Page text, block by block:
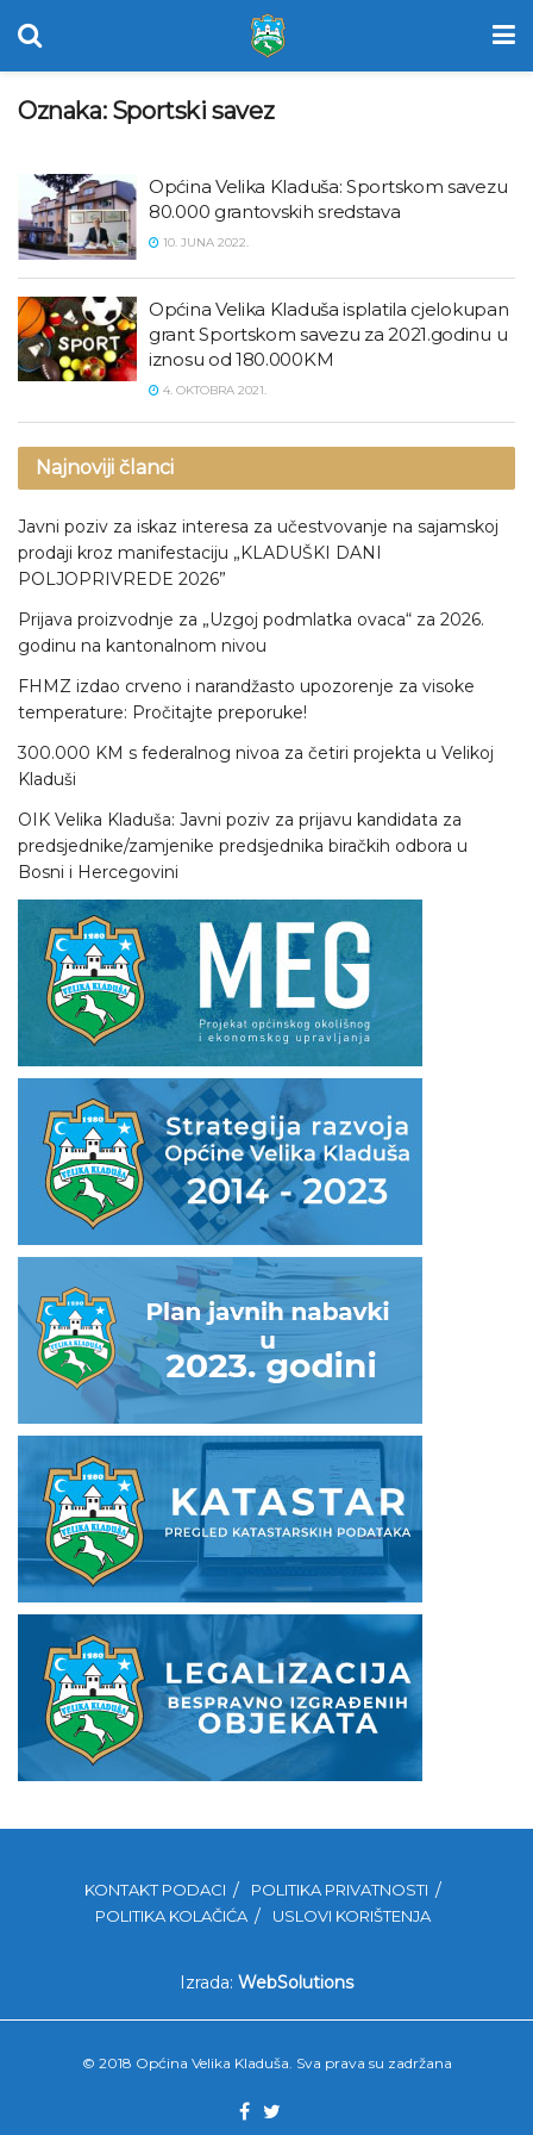
Oznaka: Sportski savez
Općina Velika Kladuša: Sportskom savezu
80.000 grantovskih sredstava
10. JUNA 2022.
Općina Velika Kladuša isplatila cjelokupan
grant Sportskom savezu za 2021.godinu u
iznosu od 180.000KM
4. OKTOBRA 2021.
Najnoviji članci
Javni poziv za iskaz interesa za učestvovanje na sajamskoj
prodaji kroz manifestaciju „KLADUŠKI DANI
POLJOPRIVREDE 2026”
Prijava proizvodnje za „Uzgoj podmlatka ovaca“ za 2026.
godinu na kantonalnom nivou
FHMZ izdao crveno i narandžasto upozorenje za visoke
temperature: Pročitajte preporuke!
300.000 KM s federalnog nivoa za četiri projekta u Velikoj
Kladuši
OIK Velika Kladuša: Javni poziv za prijavu kandidata za
predsjednike/zamjenike predsjednika biračkih odbora u
Bosni i Hercegovini
KONTAKT PODACI
POLITIKA PRIVATNOSTI
POLITIKA KOLAČIĆA
USLOVI KORIŠTENJA
Izrada: WebSolutions
© 2018 Općina Velika Kladuša. Sva prava su zadržana